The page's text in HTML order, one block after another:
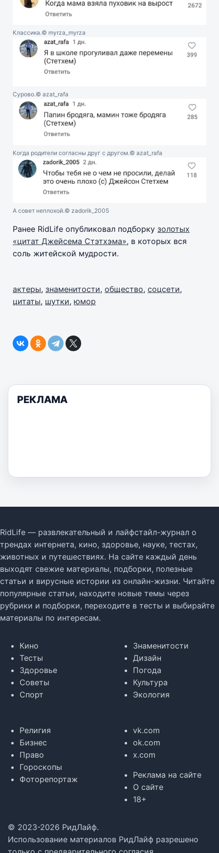
Классика.© myrza_myrza
Сурово.© azat_rafa
Когда родители согласны друг с другом.© azat_rafa
А совет неплохой.© zadorik_2005
Ранее RidLife опубликовал подборку золотых
«цитат Джейсема Стэтхэма», в которых вся
соль житейской мудрости.
актеры, знаменитости, общество, соцсети,
цитаты, шутки, юмор
РЕКЛАМА
RidLife — развлекательный и лайфстайл-журнал о
трендах интернета, кино, здоровье, науке, тестах,
животных и путешествиях. На сайте каждый день
выходят свежие материалы, подборки, полезные
статьи и вирусные истории из онлайн-жизни. Читайте
популярные статьи, находите новые темы через
рубрики и подборки, переходите в тесты и выбирайте
материалы по интересам.
Кино
Тесты
Здоровье
Советы
Спорт
Знаменитости
Дизайн
Погода
Культура
Экология
Религия
Бизнес
Право
Гороскопы
Фоторепортаж
vk.com
ok.com
x.com
Реклама на сайте
О сайте
18+
© 2023-2026 РидЛайф.
Использование материалов РидЛайф разрешено